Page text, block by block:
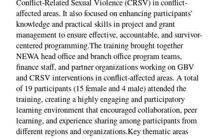
Conflict-Related Sexual Violence (CRSV) in conflict-
affected areas. It also focused on enhancing participants’
knowledge and practical skills in project and grant
management to ensure effective, accountable, and survivor-
centered programming.The training brought together
NEWA head office and branch office program teams,
finance staff, and partner organizations working on GBV
and CRSV interventions in conflict-affected areas. A total
of 19 participants (15 female and 4 male) attended the
training, creating a highly engaging and participatory
learning environment that encouraged collaboration, peer
learning, and experience sharing among participants from
different regions and organizations.Key thematic areas